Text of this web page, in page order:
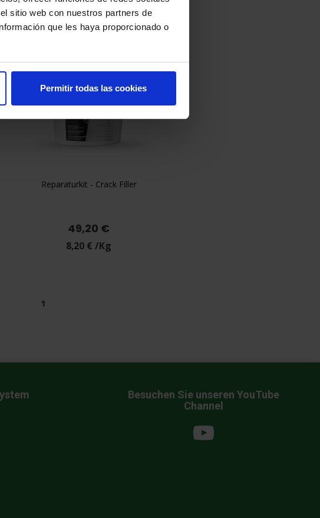
sitio web con nuestros partners de
que les haya proporcionado o
Permitir todas las cookies
Reparaturkit - Crack Filler
49,20 €
8,20 € /Kg
Vorschau
1
Besuchen Sie unseren YouTube
Channel
YouTube